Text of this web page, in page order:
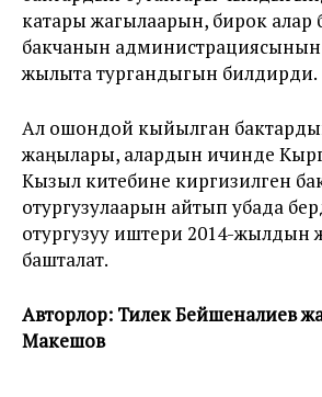
катары жагылаарын, бирок алар
бакчанын
жылыта тургандыгын билдирди.
Ал ошондой кыйылган
жаңылары, алардын ичинде
Кызыл китебине киргизилген
отургузулаарын айтып убада
отургузуу иштери 2014-жылдын
башталат.
Авторлор: Тилек Бейшеналиев
Макешов